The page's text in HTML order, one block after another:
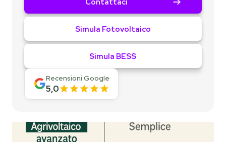
Contattaci
Simula Fotovoltaico
Simula BESS
Recensioni Google
5,0